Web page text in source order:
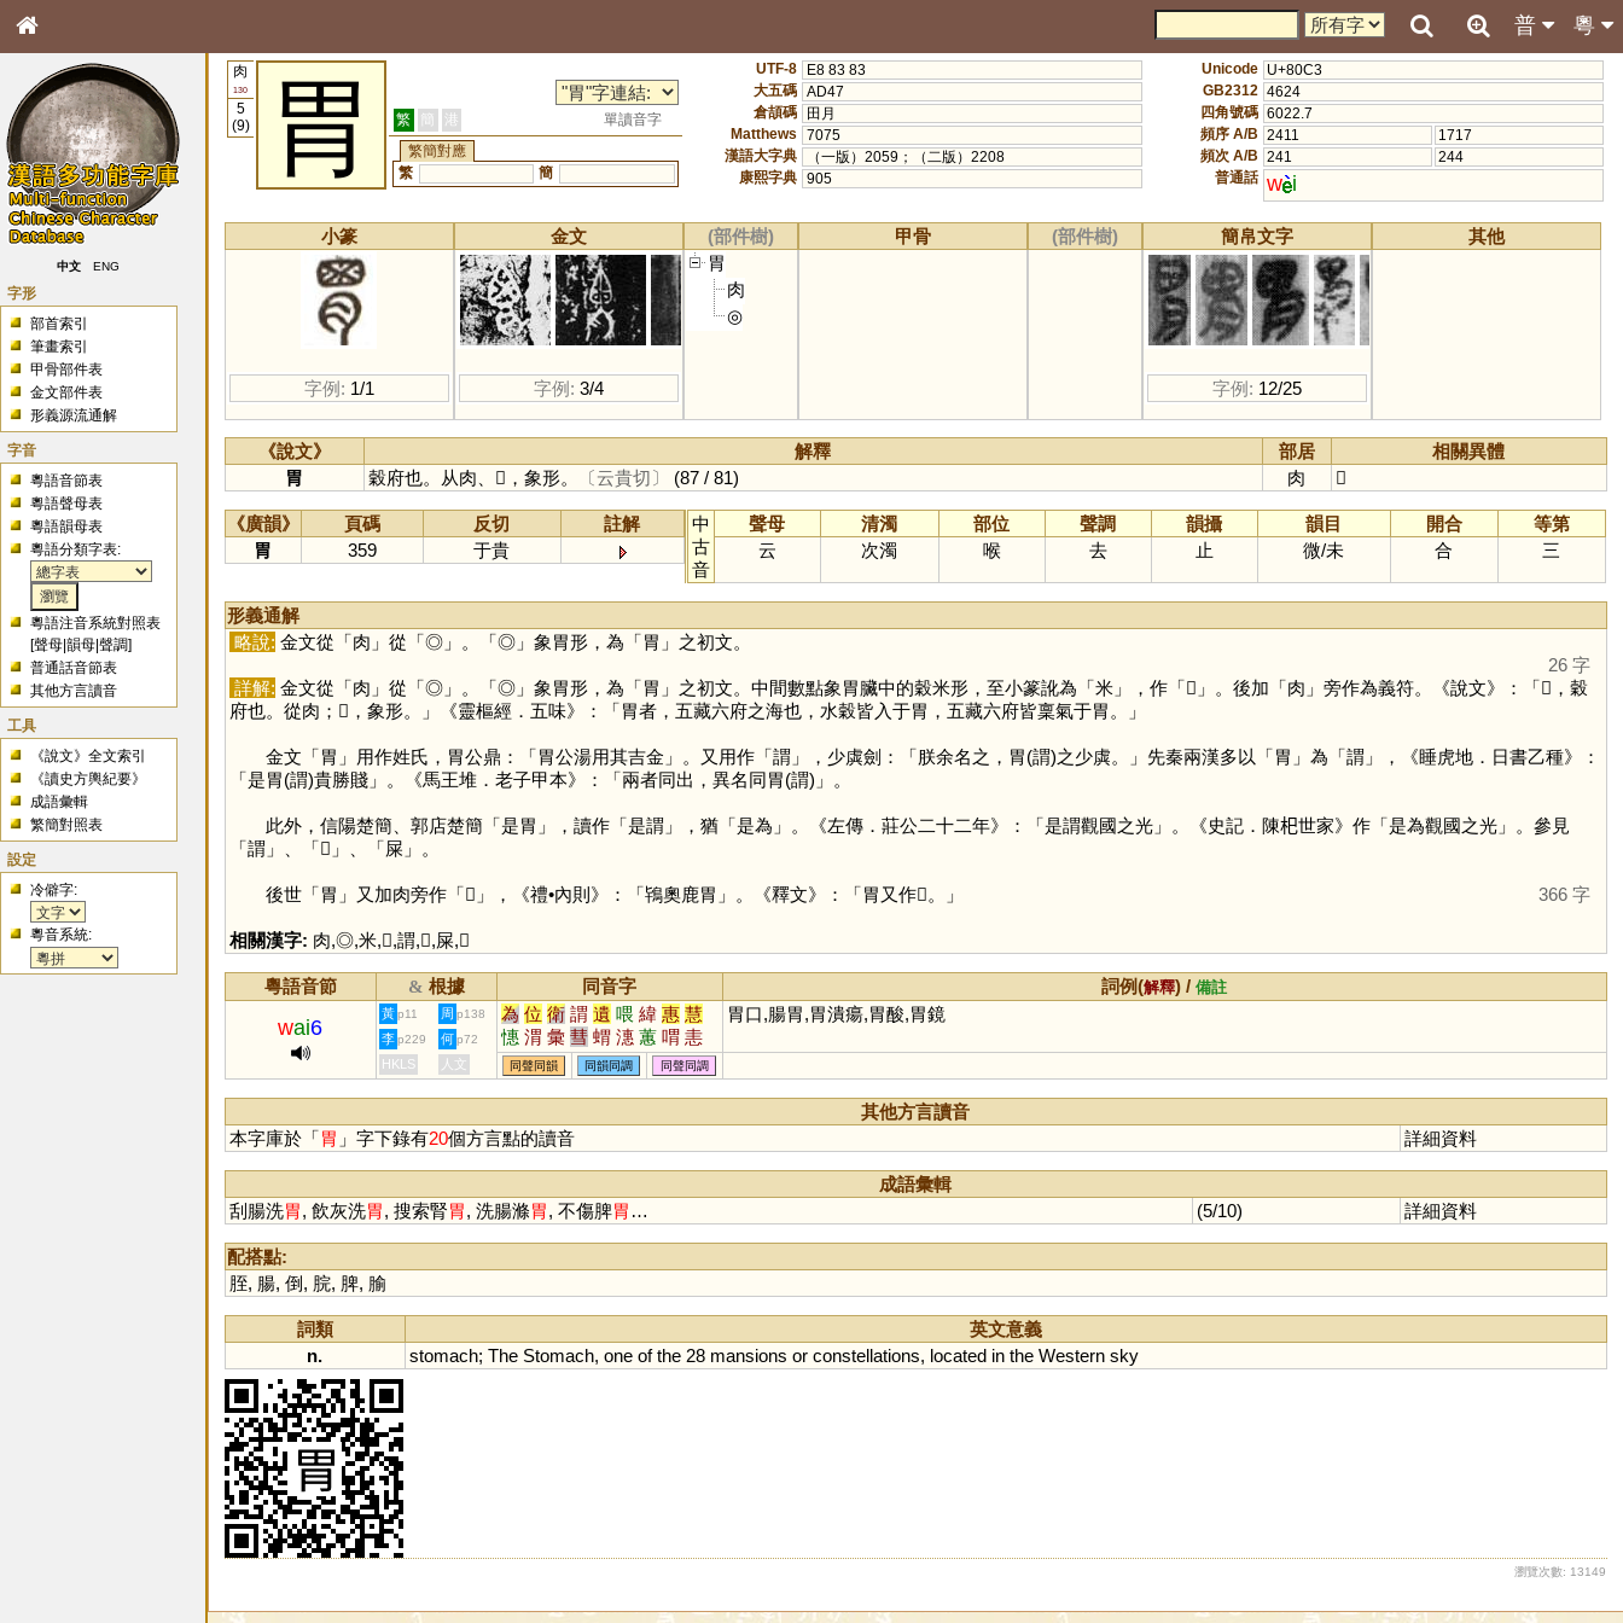
粵
普
中文 ENG
字形
部首索引
筆畫索引
甲骨部件表
金文部件表
形義源流通解
字音
粵語音節表
粵語聲母表
粵語韻母表
粵語分類字表:
粵語注音系統對照表
[聲母 |韻母 |聲調]
普通話音節表
其他方言讀音
工具
《說文》全文索引
《讀史方輿紀要》
成語彙輯
繁簡對照表
設定
冷僻字:
粵音系統:
肉
130
5
(9)
胃 繁 簡 港
單讀音字
繁簡對應
繁
簡
UTF-8
E8 83 83
大五碼 AD47
倉頡碼
田月
Matthews
7075
漢語大字典
（一版）2059；（二版）2208
康熙字典 905
Unicode U+80C3
GB2312 4624
四角號碼 6022.7
頻序 A/B 2411
1717
頻次 A/B 241
244
普通話 w i
小篆
字例: 1/1
金文
字例: 3/4
(部件樹)
胃
肉
◎
甲骨 (部件樹) 簡帛文字
字例: 12/25
其他
《說文》 解釋 部居
相關異體
胃
穀府也。从肉、𡇒，象形。 〔云貴切〕 (87 / 81) 肉 𦞅
《廣韻》 頁碼 反切
註解
胃
359 于貴
中
古
音
聲母 清濁 部位 聲調 韻攝 韻目 開合
等第
云
次濁 喉 去 止 微/未 合 三
形義通解
略說: 金文從「肉 」從「◎」。「◎」象胃形，為「胃 」之初文。
26 字
詳解: 金文從「肉 」從「◎」。「◎」象胃形，為「胃 」之初文。中間數點象胃臟中的穀米形，至小篆訛為「米」，作「𡇒 」。後加「肉 」旁作為義符。《說文》：「𦞅，穀
府也。從肉；𡇒，象形。」《靈樞經．五味》：「胃者，五藏六府之海也，水穀皆入于胃，五藏六府皆稟氣于胃。」
金文「胃 」用作姓氏，胃公鼎：「胃公湯用其吉金」。又用作「謂 」，少虡劍：「朕余名之，胃(謂)之少虡。」先秦兩漢多以「胃 」為「謂 」，《睡虎地．日書乙種》：
「是胃(謂)貴勝賤」。《馬王堆．老子甲本》：「兩者同出，異名同胃(謂)」。
此外，信陽楚簡、郭店楚簡「是胃」，讀作「是謂」，猶「是為」。《左傳．莊公二十二年》：「是謂觀國之光」。《史記．陳𣏌世家》作「是為觀國之光」。參見
「謂 」、「𦳊 」、「屎 」。
後世「胃 」又加肉旁作「𦝩 」，《禮•內則》：「鴇奧鹿胃」。《釋文》：「胃又作𦝩。」 366 字
相關漢字: 肉,◎,米,𡇒,謂,𦳊,屎,𦝩
粵語音節 & 根據 同音字 詞例(解釋) /備註
wai6
黃 p11 周 p138 為 位 衛 謂 遺 喂 緯 惠 慧
憓 渭 彙 彗 蝟 潓 蕙 喟 恚
讆 蔧 鏸 譿 躗 檅 喡 篲 蜼
鏏 譓 蟪 橞 槥 煟 媦
胃口,腸胃,胃潰瘍,胃酸,胃鏡
李 p229 何 p72
HKLS 人文 同聲同韻 同韻同調 同聲同調
其他方言讀音
本字庫於「胃 」字下錄有20個方言點的讀音 詳細資料
成語彙輯
刮腸洗胃, 飲灰洗胃, 搜索腎胃, 洗腸滌胃, 不傷脾胃 … (5/10) 詳細資料
配搭點:
胵, 腸, 倒, 脘, 脾, 腧
詞類
英文意義
n.
stomach; The Stomach, one of the 28 mansions or constellations, located in the Western sky
瀏覽次數: 13149